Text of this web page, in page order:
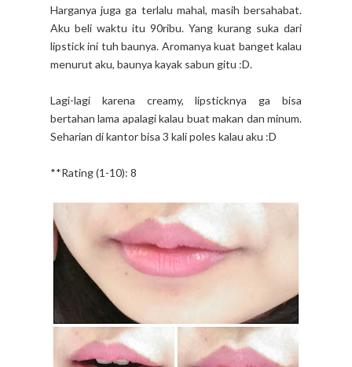
Harganya juga ga terlalu mahal, masih bersahabat.
Aku beli waktu itu 90ribu. Yang kurang suka dari
lipstick ini tuh baunya. Aromanya kuat banget kalau
menurut aku, baunya kayak sabun gitu :D.
Lagi-lagi karena creamy, lipsticknya ga bisa
bertahan lama apalagi kalau buat makan dan minum.
Seharian di kantor bisa 3 kali poles kalau aku :D
**Rating (1-10): 8